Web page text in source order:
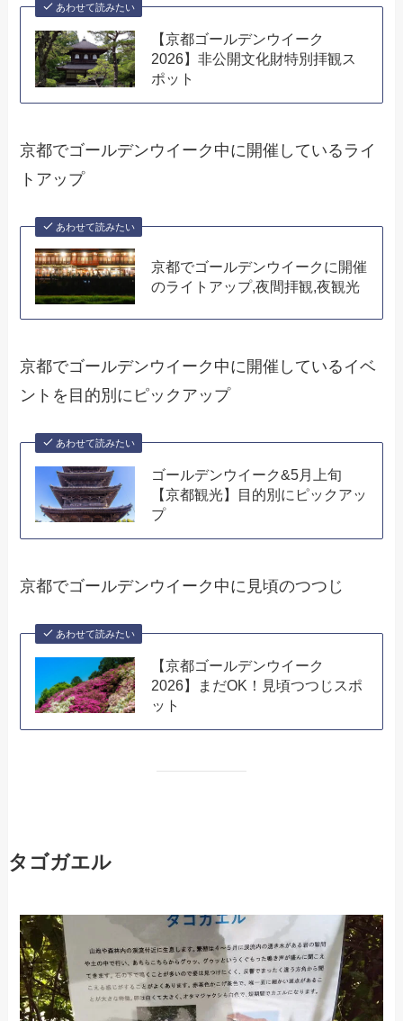
あわせて読みたい
【京都ゴールデンウイーク
2026】非公開文化財特別拝観ス
ポット
京都でゴールデンウイーク中に開催しているライ
トアップ
あわせて読みたい
京都でゴールデンウイークに開催
のライトアップ,夜間拝観,夜観光
京都でゴールデンウイーク中に開催しているイベ
ントを目的別にピックアップ
あわせて読みたい
ゴールデンウイーク&5月上旬
【京都観光】目的別にピックアッ
プ
京都でゴールデンウイーク中に見頃のつつじ
あわせて読みたい
【京都ゴールデンウイーク
2026】まだOK！見頃つつじスポ
ット
タゴガエル